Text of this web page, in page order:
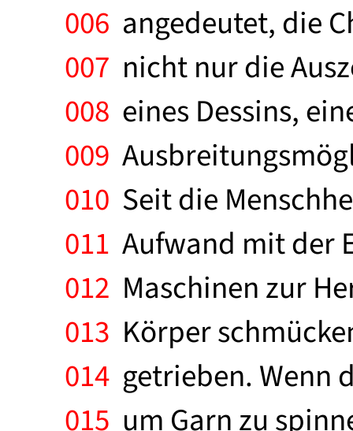
006 angedeutet, die
007 nicht nur die
008 eines Dessins,
009
010 Seit die
011 Aufwand mit der
012 Maschinen zur
013 Körper
014 getrieben. Wenn
015 um Garn zu